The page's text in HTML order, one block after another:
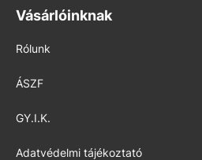
Vásárlóinknak
Rólunk
ÁSZF
GY.I.K.
Adatvédelmi tájékoztató